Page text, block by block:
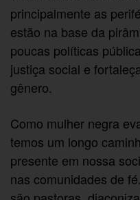
principalmente as
estão na base da
poucas políticas
justiça social e
gênero.
Como mulher negra
temos um longo
presente em nossa
nas comunidades de